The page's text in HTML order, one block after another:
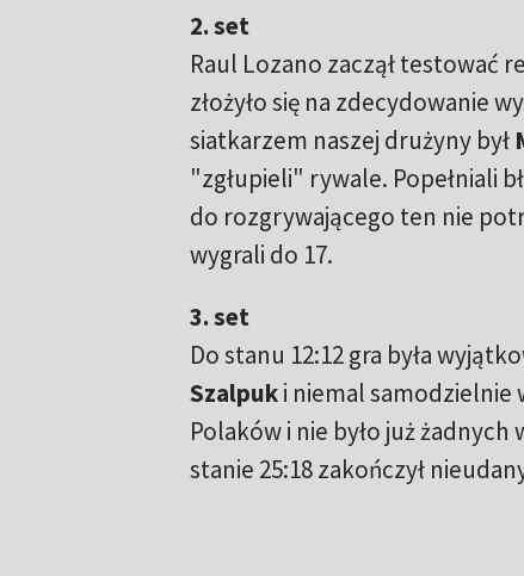
2. set
Raul Lozano zaczął testować
złożyło się na zdecydowanie
siatkarzem naszej drużyny był
"zgłupieli" rywale. Popełniali
do rozgrywającego ten nie
wygrali do 17.
3. set
Do stanu 12:12 gra była
Szalpuki niemal samodzielnie
Polaków i nie było już
stanie 25:18 zakończył